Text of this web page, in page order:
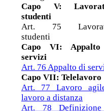
Capo V:
studenti
Art. 75
studenti
Capo VI:
servizi
Art. 76 Appalto di
Capo VII: Telelavoro
Art. 77 Lavoro
lavoro a distanza
Art. 78